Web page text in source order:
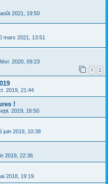
2021, 19:50
mars 2021, 13:51
2020, 09:23
1 2
2019, 21:44
!
2019, 16:50
juin 2019, 10:38
2019, 22:36
2018, 19:19